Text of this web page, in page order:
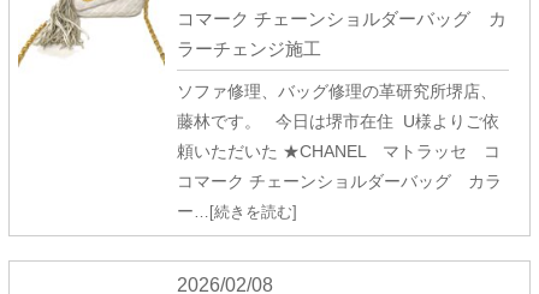
コマーク チェーンショルダーバッグ カ
ラーチェンジ施工
ソファ修理、バッグ修理の革研究所堺店、
藤林です。 今日は堺市在住 U様よりご依
頼いただいた ★CHANEL マトラッセ コ
コマーク チェーンショルダーバッグ カラ
ー…[続きを読む]
2026/02/08